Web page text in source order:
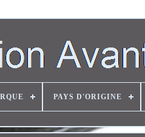
PAYS D'ORIGINE